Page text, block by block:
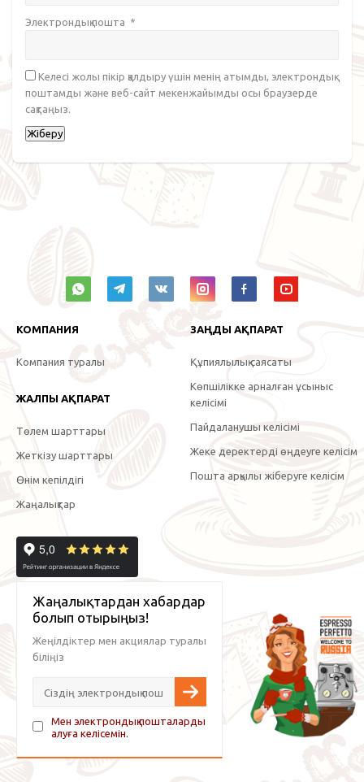
Электрондық пошта *
Келесі жолы пікір қалдыру үшін менің атымды, электрондық
поштамды және веб-сайт мекенжайымды осы браузерде
сақтаңыз.
КОМПАНИЯ
Компания туралы
ЖАЛПЫ АҚПАРАТ
Төлем шарттары
Жеткізу шарттары
Өнім кепілдігі
Жаңалықтар
ЗАҢДЫ АҚПАРАТ
Құпиялылық саясаты
Көпшілікке арналған ұсыныс
келісімі
Пайдаланушы келісімі
Жеке деректерді өңдеуге келісім
Пошта арқылы жіберуге келісім
Жаңалықтардан хабардар
болып отырыңыз!
Жеңілдіктер мен акциялар туралы
біліңіз
Мен электрондық пошталарды
алуға келісемін.